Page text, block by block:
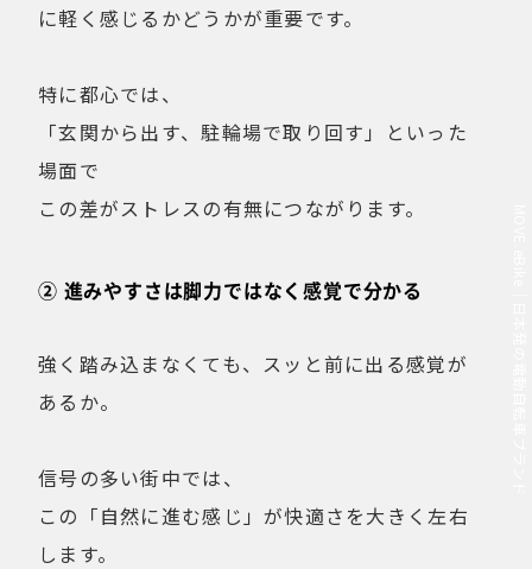
に軽く感じるかどうかが重要です。
特に都心では、
「玄関から出す、駐輪場で取り回す」といった
場面で
この差がストレスの有無につながります。
② 進みやすさは脚力ではなく感覚で分かる
強く踏み込まなくても、スッと前に出る感覚が
あるか。
信号の多い街中では、
この「自然に進む感じ」が快適さを大きく左右
します。